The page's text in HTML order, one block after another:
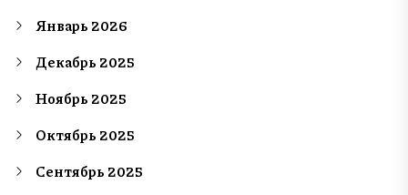
Январь 2026
Декабрь 2025
Ноябрь 2025
Октябрь 2025
Сентябрь 2025